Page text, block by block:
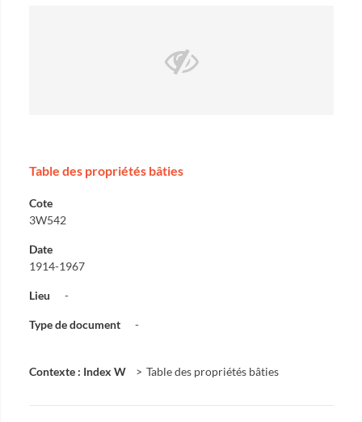
Table des propriétés bâties
Cote
3W542
Date
1914-1967
Lieu -
Type de document -
Contexte : Index W Table des propriétés bâties